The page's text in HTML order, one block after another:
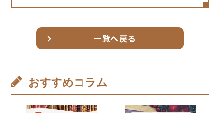
一覧へ戻る
おすすめコラム